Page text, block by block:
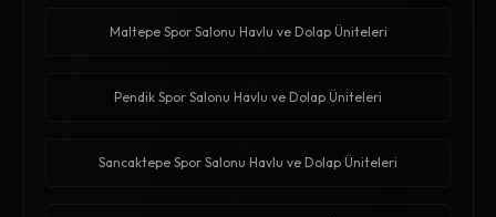
Maltepe Spor Salonu Havlu ve Dolap Üniteleri
Pendik Spor Salonu Havlu ve Dolap Üniteleri
Sancaktepe Spor Salonu Havlu ve Dolap Üniteleri